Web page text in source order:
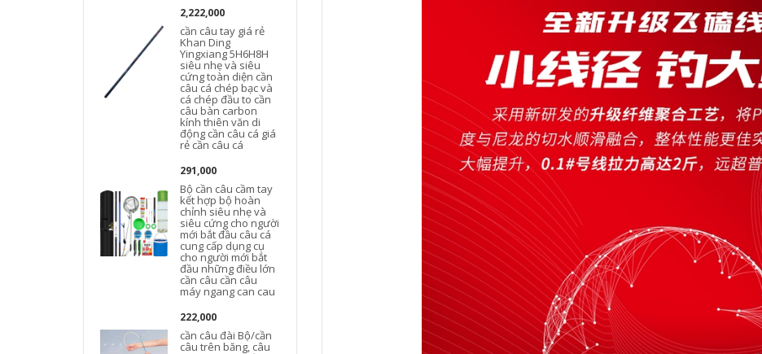
2,222,000
cần câu tay giá rẻ
Khan Ding
Yingxiang 5H6H8H
siêu nhẹ và siêu
cứng toàn diện cần
câu cá chép bạc và
cá chép đầu to cần
câu bàn carbon
kính thiên văn di
động cần câu cá giá
rẻ cần câu cá
291,000
Bộ cần câu cầm tay
kết hợp bộ hoàn
chỉnh siêu nhẹ và
siêu cứng cho người
mới bắt đầu câu cá
cung cấp dụng cụ
cho người mới bắt
đầu những điều lớn
cần câu cần câu
máy ngang can cau
222,000
cần câu đài Bộ/cần
câu trên băng, câu
máy đứng cần
Dava Luya Bộ Cần
Người Mới Carbon
Tầm Xa Biển Cần
Ném Cần Câu Cá
Giọt Nước Bánh Xe
Quay Mới Luya can
cau but cần câu tôm
Yi Zhulin siêu ngắn
cần câu cầm tay
siêu nhẹ và siêu
cứng 19 tông màu
28 túi thương hiệu di
động ngắn-cần câu
bộ cần câu tay
shimano cần câu lục
cần Câu Hoang Dã
cần câu máy giá rẻ
cần câu tay giá rẻ
211,000
cần câu cá giá rẻ
(Laogui chính hãng
Cần câu tay Laogui
siêu nhẹ siêu cứng
cần suối đoạn ngắn
cần câu cá diếc đồ
câu cá cần câu cá
273,000
shop đồ câu Cần
câu Bihai Cá mập
bay Cần câu tay Cần
câu cá chép diếc
Cần câu tay Bộ cần
câu can cau cá cần
câu rút
223,000
Cần câu tay cần
đoạn ngắn di động
cần câu cá diếc cần
câu cá chép cần câu